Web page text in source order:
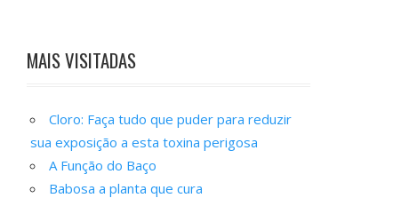
MAIS VISITADAS
Cloro: Faça tudo que puder para reduzir
sua exposição a esta toxina perigosa
A Função do Baço
Babosa a planta que cura